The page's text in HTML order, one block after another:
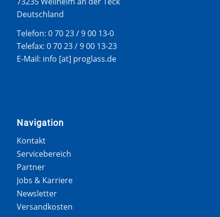
Deutschland
Telefon: 0 70 23 / 9 00 13-0
Telefax: 0 70 23 / 9 00 13-23
E-Mail: info [at] proglass.de
Navigation
Kontakt
Servicebereich
Partner
Jobs & Karriere
Newsletter
Versandkosten